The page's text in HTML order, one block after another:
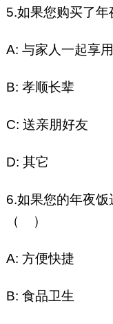
5.如果您购买了
A: 与家人一起享用
B: 孝顺长辈
C: 送亲朋好友
D: 其它
6.如果您的年夜饭
（ ）
A: 方便快捷
B: 食品卫生